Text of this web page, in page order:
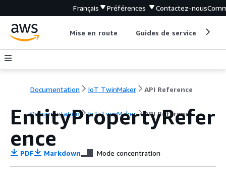
Français Préférences Contactez-nous
Mise en route Guides de service
Documentation IoT TwinMaker API Reference
Documentation IoT TwinMaker API Reference
EntityPropertyRefer
ence
PDF Markdown Mode concentration